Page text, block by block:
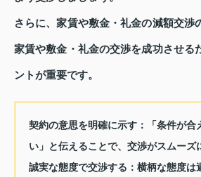
さらに、家賃や敷金・礼金の減額交渉
家賃や敷金・礼金の交渉を成功させる
ントが重要です。
契約の意思を明確に示す：
「条件が
い」と伝えることで、交渉がスムーズ
誠実な態度で交渉する： 横柄な態度は